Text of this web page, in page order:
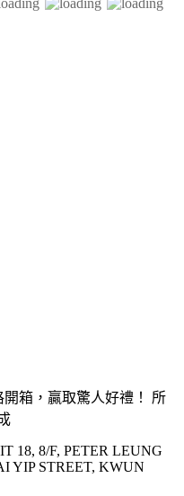
箱，贏取驚人好禮！ 所
18, 8/F, PETER LEUNG
YIP STREET, KWUN